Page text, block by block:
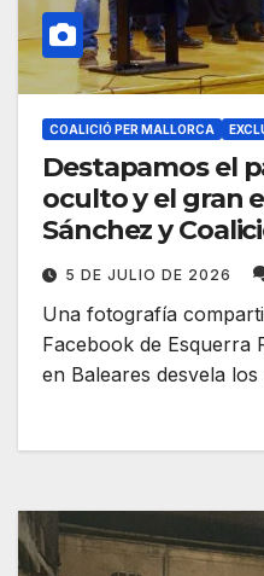
COALICIÓ PER MALLORCA
Destapamos el
oculto y el gran
Sánchez y
5 DE JULIO DE 2026
Una fotografía
Facebook de Esquerra
en Baleares desvela